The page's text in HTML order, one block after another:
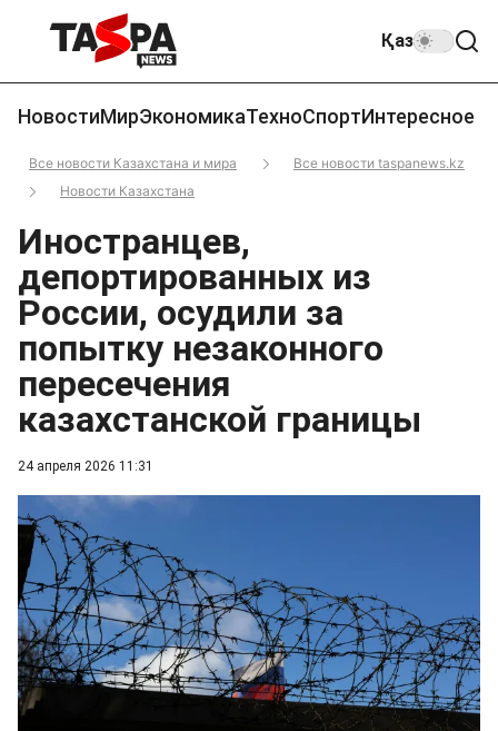
Қаз
НовостиМирЭкономикаТехноСпортИнтересное
Все новости Казахстана и мира
Все новости taspanews.kz
Новости Казахстана
24 апреля 2026 11:31
Иностранцев,
депортированных из
России, осудили за
попытку незаконного
пересечения
казахстанской границы